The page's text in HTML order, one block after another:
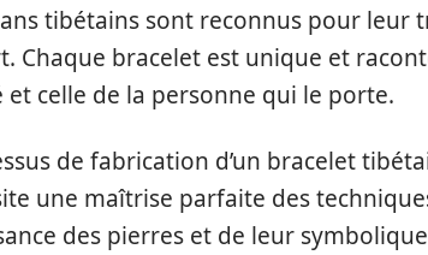
tibétains sont reconnus pour
Chaque bracelet est unique et
celle de la personne qui le porte.
de fabrication d’un bracelet
une maîtrise parfaite des
des pierres et de leur